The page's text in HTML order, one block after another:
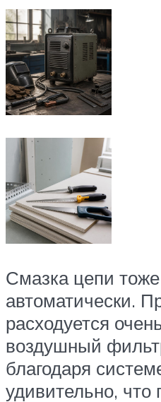
Смазка цепи
автоматически.
расходуется
воздушный
благодаря
удивительно, что